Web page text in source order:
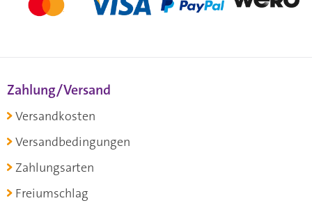
Zahlung/Versand
Versandkosten
Versandbedingungen
Zahlungsarten
Freiumschlag